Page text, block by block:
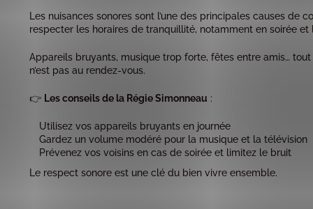
Les nuisances sonores sont l’une des principales causes de
respecter les horaires de tranquillité, notamment en soirée et
Appareils bruyants, musique trop forte, fêtes entre amis…
n’est pas au rendez-vous.
👉 Les conseils de la Régie Simonneau :
Utilisez vos appareils bruyants en journée
Gardez un volume modéré pour la musique et la télévision
Prévenez vos voisins en cas de soirée et limitez le bruit
Le respect sonore est une clé du bien vivre ensemble.